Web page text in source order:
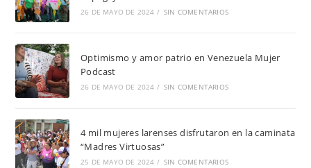
26 DE MAYO DE 2024 / SIN COMENTARIOS
Optimismo y amor patrio en Venezuela Mujer
Podcast
26 DE MAYO DE 2024 / SIN COMENTARIOS
4 mil mujeres larenses disfrutaron en la caminata
“Madres Virtuosas”
25 DE MAYO DE 2024 / SIN COMENTARIOS